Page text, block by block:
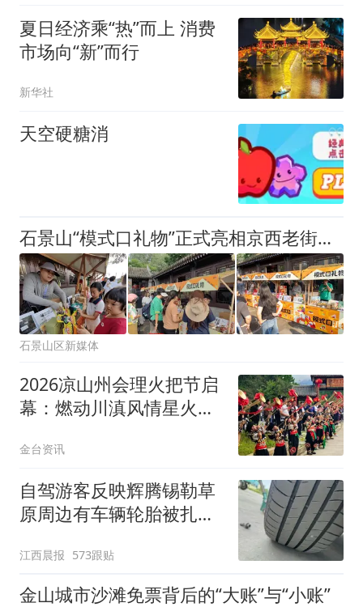
夏日经济乘“热”而上 消费
市场向“新”而行
新华社
天空硬糖消
石景山“模式口礼物”正式亮相京西老街——
石景山区新媒体
2026凉山州会理火把节启
幕：燃动川滇风情星火漫
金台资讯
自驾游客反映辉腾锡勒草
原周边有车辆轮胎被扎，
元，官方发布情况通报
江西晨报 573跟贴
金山城市沙滩免票背后的“大账”与“小账”